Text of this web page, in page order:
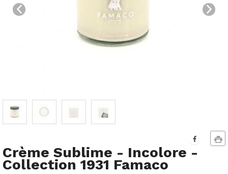
Crème Sublime - Incolore -
Collection 1931 Famaco